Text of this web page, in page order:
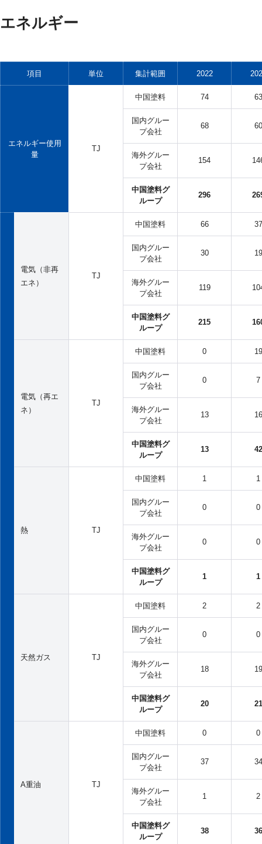
エネルギー
項目 単位 集計範囲 2022
エネルギー使用
量
TJ
中国塗料 74 63
国内グルー
プ会社
68 60
海外グルー
プ会社
154
中国塗料グ
ループ
296
電気（非再
エネ）
TJ
中国塗料 66 37
国内グルー
プ会社
30 19
海外グルー
プ会社
119
中国塗料グ
ループ
215
電気（再エ
ネ）
TJ
中国塗料 0 19
国内グルー
プ会社
0 7
海外グルー
プ会社
13 16
中国塗料グ
ループ
13 42
熱 TJ
中国塗料 1 1
国内グルー
プ会社
0 0
海外グルー
プ会社
0 0
中国塗料グ
ループ
1 1
天然ガス TJ
中国塗料 2 2
国内グルー
プ会社
0 0
海外グルー
プ会社
18 19
中国塗料グ
ループ
20 21
A重油 TJ
中国塗料 0 0
国内グルー
プ会社
37 34
海外グルー
プ会社
1 2
中国塗料グ
ループ
38 36